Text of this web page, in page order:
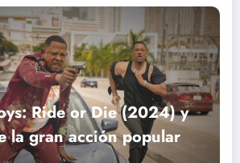
Ride or Die (2024) y
la gran acción popular